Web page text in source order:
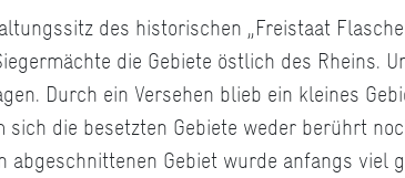
des historischen „Freistaat
die Gebiete östlich des Rheins.
Durch ein Versehen blieb ein kleines
die besetzten Gebiete weder berührt
abgeschnittenen Gebiet wurde anfangs viel